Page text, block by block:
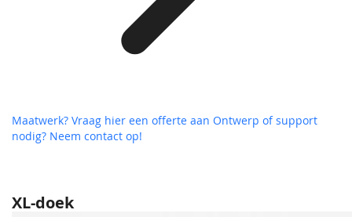
XL-doek
Maatwerk? Vraag hier een offerte aan Ontwerp of support
nodig? Neem contact op!